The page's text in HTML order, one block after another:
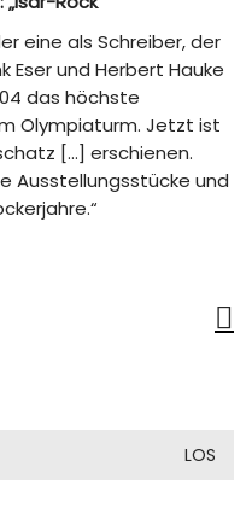
eine als Schreiber, der
Eser und Herbert Hauke
das höchste
Olympiaturm. Jetzt ist
[…] erschienen.
Ausstellungsstücke und